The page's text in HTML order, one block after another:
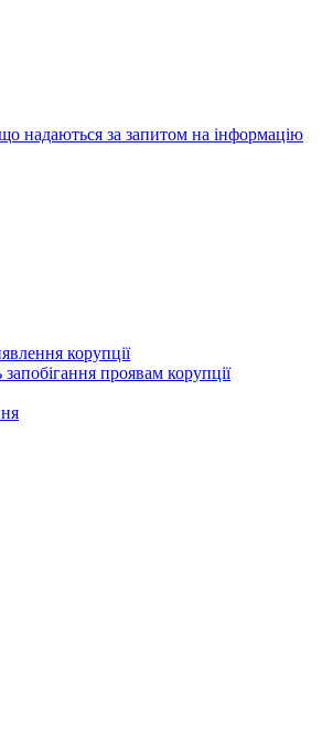
надаються за запитом на інформацію
корупції
проявам корупції